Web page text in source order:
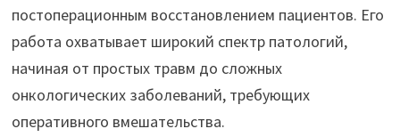
постоперационным восстановлением пациентов. Его
работа охватывает широкий спектр патологий,
начиная от простых травм до сложных
онкологических заболеваний, требующих
оперативного вмешательства.